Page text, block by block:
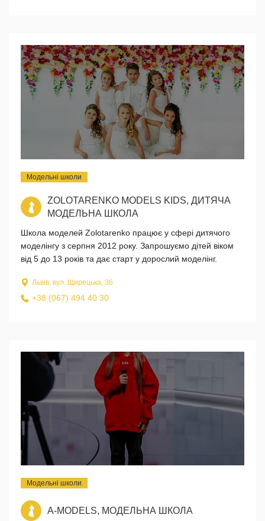
Модельні школи
ZOLOTARENKO MODELS KIDS, ДИТЯЧА
МОДЕЛЬНА ШКОЛА
Школа моделей Zolotarenko працює у сфері дитячого
моделінгу з серпня 2012 року. Запрошуємо дітей віком
від 5 до 13 років та дає старт у дорослий моделінг.
Львів, вул. Щирецька, 36
+38 (067) 494 40 30
Модельні школи
A-MODELS, МОДЕЛЬНА ШКОЛА